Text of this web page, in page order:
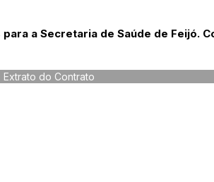
a Secretaria de Saúde de Feijó.
Extrato do Contrato